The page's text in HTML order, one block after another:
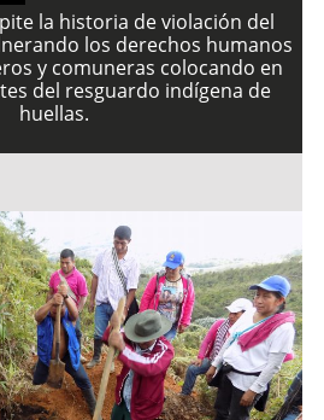
la historia de violación del
los derechos humanos
y comuneras colocando en
del resguardo indígena de
huellas.